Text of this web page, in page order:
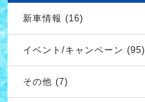
新車情報 (16)
イベント/キャンペーン (95)
その他 (7)